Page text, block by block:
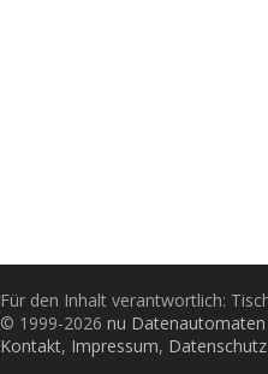
Für den Inhalt verantwortlich:
© 1999-2026 nu
Kontakt, Impressum, Datenschutz